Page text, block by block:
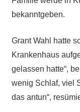
bekanntgeben.
Grant Wahl hatte
Krankenhaus
gelassen hatte“,
wenig Schlaf, viel
das antun“,